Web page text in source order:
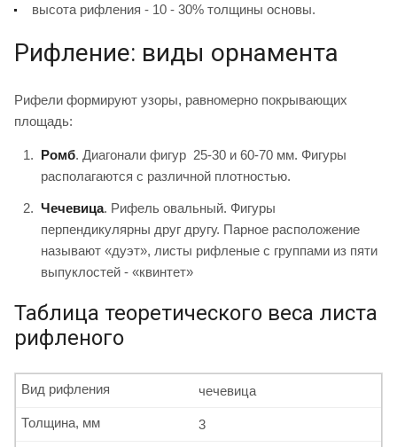
высота рифления - 10 - 30% толщины основы.
Рифление: виды орнамента
Рифели формируют узоры, равномерно покрывающих
площадь:
Ромб. Диагонали фигур 25-30 и 60-70 мм. Фигуры
располагаются с различной плотностью.
Чечевица. Рифель овальный. Фигуры
перпендикулярны друг другу. Парное расположение
называют «дуэт», листы рифленые с группами из пяти
выпуклостей - «квинтет»
Таблица теоретического веса листа
рифленого
чечевица
Вид рифления
3
Толщина, мм